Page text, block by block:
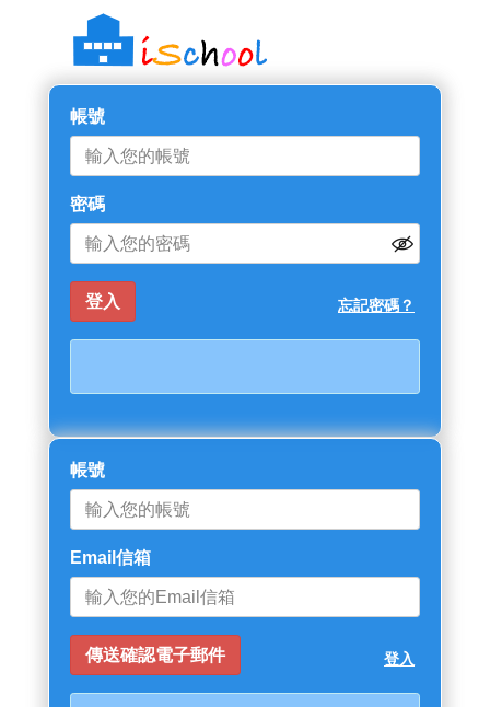
帳號
密碼
忘記密碼？
帳號
Email信箱
登入